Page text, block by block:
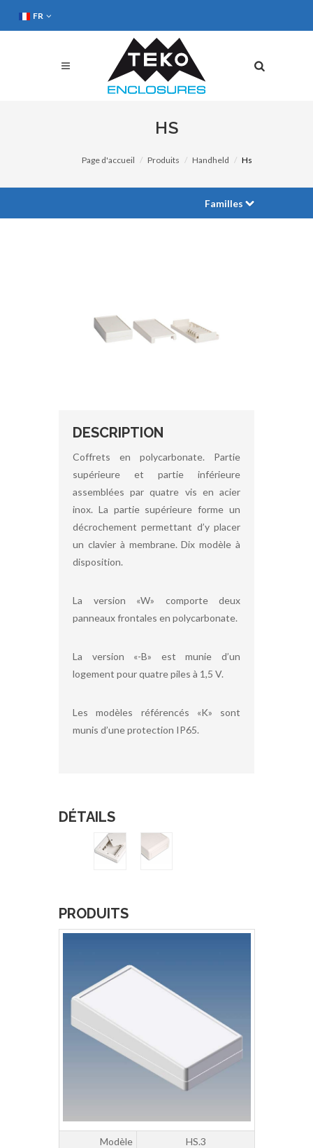
FR
HS
Page d'accueil Produits Handheld Hs
Familles
DESCRIPTION
Coffrets en polycarbonate. Partie
supérieure et partie inférieure
assemblées par quatre vis en acier
inox. La partie supérieure forme un
décrochement permettant d’y placer
un clavier à membrane. Dix modèle à
disposition.
La version «W» comporte deux
panneaux frontales en polycarbonate.
La version «-B» est munie d’un
logement pour quatre piles à 1,5 V.
Les modèles référencés «K» sont
munis d’une protection IP65.
DÉTAILS
PRODUITS
Modèle
HS.3